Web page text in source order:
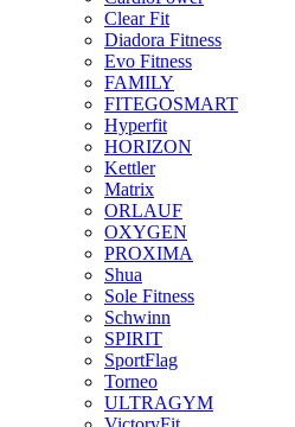
Clear Fit
Diadora Fitness
Evo Fitness
FAMILY
FITEGOSMART
Hyperfit
HORIZON
Kettler
Matrix
ORLAUF
OXYGEN
PROXIMA
Shua
Sole Fitness
Schwinn
SPIRIT
SportFlag
Torneo
ULTRAGYM